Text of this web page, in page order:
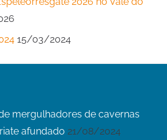
15/03/2024
mergulhadores de cavernas
afundado 21/08/2024